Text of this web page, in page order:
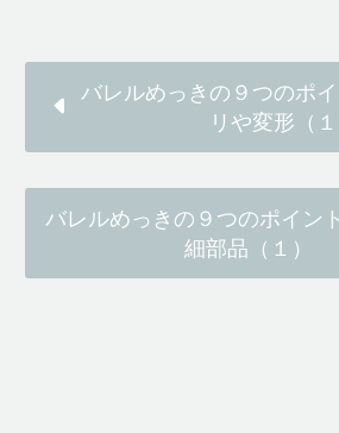
バレルめっきの９つのポ
リや変形（１
バレルめっきの９つのポイン
細部品（１）